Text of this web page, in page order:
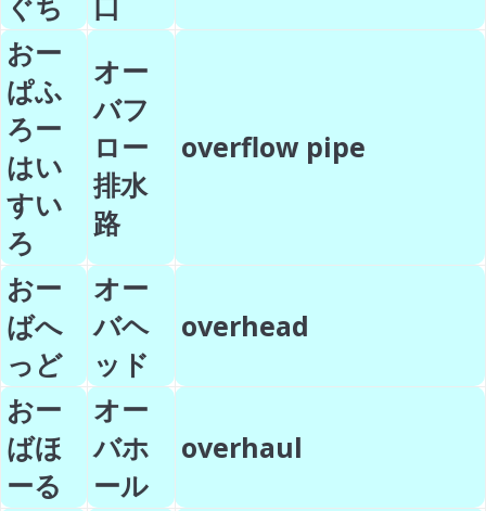
おー
ぱふ
ろー
はい
すい
ろ
オー
バフ
ロー
排水
路
overflow pipe
おー
ばへ
っど
オー
バヘ
ッド
overhead
おー
ばほ
ーる
オー
バホ
ール
overhaul